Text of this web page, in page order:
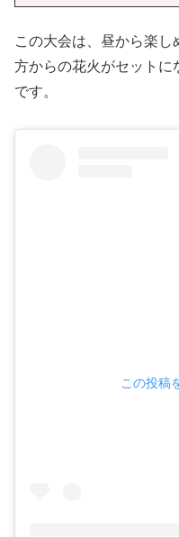
この大会は、昼から楽
方からの花火がセットに
です。
この投稿